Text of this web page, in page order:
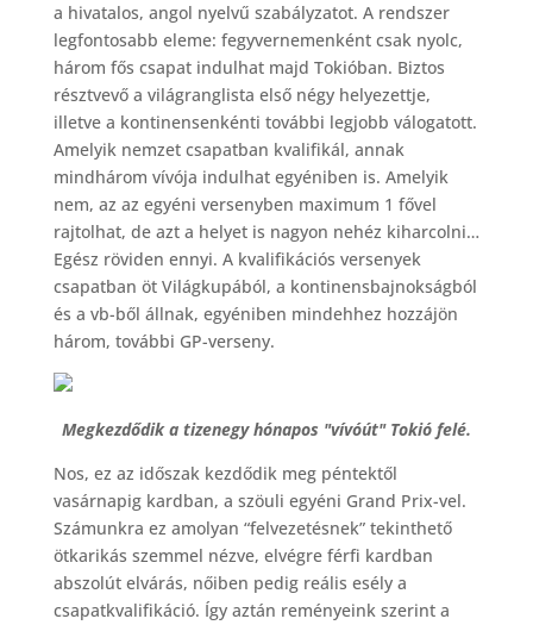
a hivatalos, angol nyelvű szabályzatot. A rendszer
legfontosabb eleme: fegyvernemenként csak nyolc,
három fős csapat indulhat majd Tokióban. Biztos
résztvevő a világranglista első négy helyezettje,
illetve a kontinensenkénti további legjobb válogatott.
Amelyik nemzet csapatban kvalifikál, annak
mindhárom vívója indulhat egyéniben is. Amelyik
nem, az az egyéni versenyben maximum 1 fővel
rajtolhat, de azt a helyet is nagyon nehéz kiharcolni…
Egész röviden ennyi. A kvalifikációs versenyek
csapatban öt Világkupából, a kontinensbajnokságból
és a vb-ből állnak, egyéniben mindehhez hozzájön
három, további GP-verseny.
Megkezdődik a tizenegy hónapos "vívóút" Tokió felé.
Nos, ez az időszak kezdődik meg péntektől
vasárnapig kardban, a szöuli egyéni Grand Prix-vel.
Számunkra ez amolyan “felvezetésnek” tekinthető
ötkarikás szemmel nézve, elvégre férfi kardban
abszolút elvárás, nőiben pedig reális esély a
csapatkvalifikáció. Így aztán reményeink szerint a